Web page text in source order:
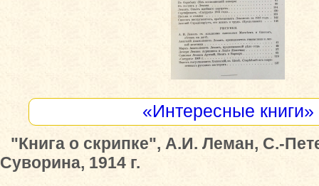
«Интересные книги»
"Книга о скрипке", А.И. Леман, С.-
Суворина, 1914 г.